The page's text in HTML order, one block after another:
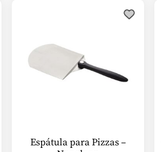
Espátula para Pizzas –